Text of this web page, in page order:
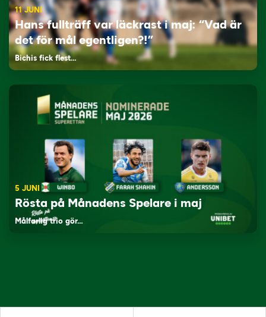
11 JUNI
Hans fullträff var läckrast i maj: “Vad är
det för mål egentligen?!”
Bichis fick flest…
5 JUNI
Rösta på Månadens Spelare i maj
Målfarlig trio gör…